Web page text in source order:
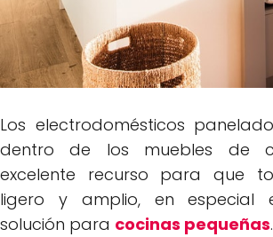
Los electrodomésticos
dentro de los muebles de
excelente recurso para que
ligero y amplio, en especial
solución para cocinas pequeñas.